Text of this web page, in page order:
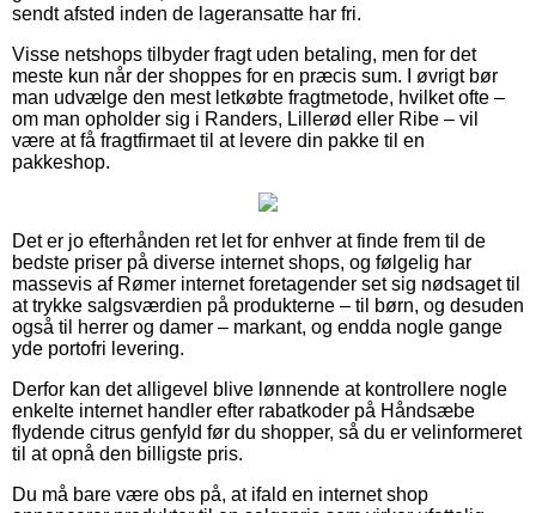
sendt afsted inden de lageransatte har fri.
Visse netshops tilbyder fragt uden betaling, men for det
meste kun når der shoppes for en præcis sum. I øvrigt bør
man udvælge den mest letkøbte fragtmetode, hvilket ofte –
om man opholder sig i Randers, Lillerød eller Ribe – vil
være at få fragtfirmaet til at levere din pakke til en
pakkeshop.
Det er jo efterhånden ret let for enhver at finde frem til de
bedste priser på diverse internet shops, og følgelig har
massevis af Rømer internet foretagender set sig nødsaget til
at trykke salgsværdien på produkterne – til børn, og desuden
også til herrer og damer – markant, og endda nogle gange
yde portofri levering.
Derfor kan det alligevel blive lønnende at kontrollere nogle
enkelte internet handler efter rabatkoder på Håndsæbe
flydende citrus genfyld før du shopper, så du er velinformeret
til at opnå den billigste pris.
Du må bare være obs på, at ifald en internet shop